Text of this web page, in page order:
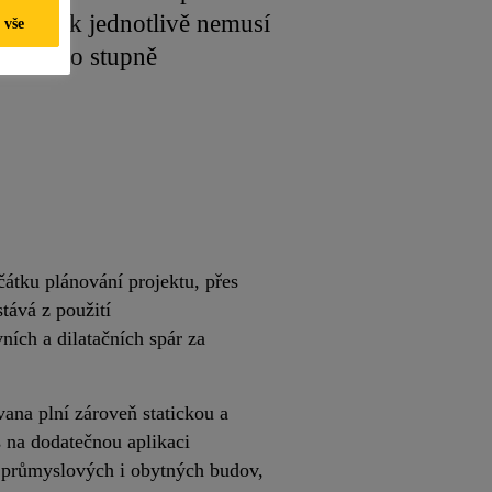
však jednotlivě nemusí
pro stupně
plánování projektu, přes
z použití
a dilatačních spár za
plní zároveň statickou a
dodatečnou aplikaci
i obytných budov,